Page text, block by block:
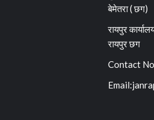
बेमेतरा ( छग)
रायपुर
रायपुर छग
Contact
Email: